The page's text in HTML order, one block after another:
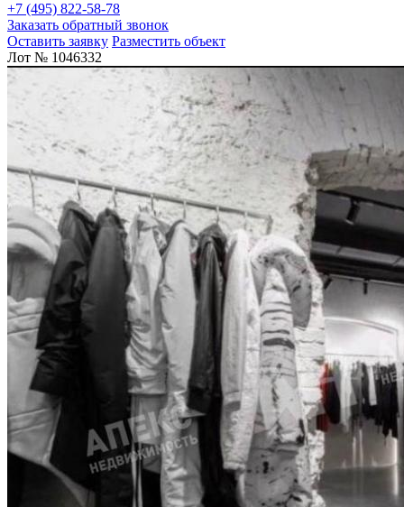
+7 (495) 822-58-78
Заказать обратный звонок
Оставить заявку Разместить объект
Лот № 1046332